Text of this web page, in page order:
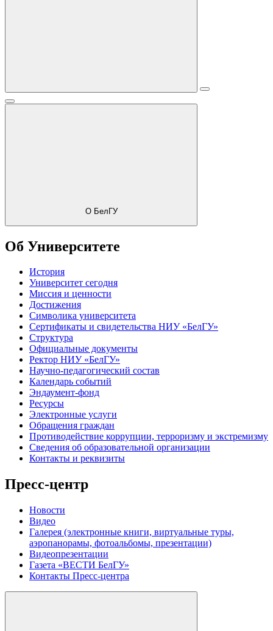
О БелГУ
Об Университете
История
Университет сегодня
Миссия и ценности
Достижения
Символика университета
Сертификаты и свидетельства НИУ «БелГУ»
Структура
Официальные документы
Ректор НИУ «БелГУ»
Научно-педагогический состав
Календарь событий
Эндаумент-фонд
Ресурсы
Электронные услуги
Обращения граждан
Противодействие коррупции, терроризму и экстремизму
Сведения об образовательной организации
Контакты и реквизиты
Пресс-центр
Новости
Видео
Галерея (электронные книги, виртуальные туры,
аэропанорамы, фотоальбомы, презентации)
Видеопрезентации
Газета «ВЕСТИ БелГУ»
Контакты Пресс-центра